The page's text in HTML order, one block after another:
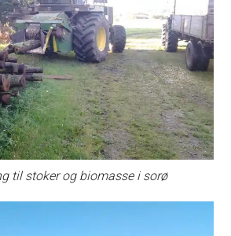
til stoker og biomasse i sorø